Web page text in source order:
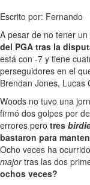
Escrito por: Fernando
A pesar de no tener
del PGA tras la
está con -7 y tiene
perseguidores en el
Brendan Jones, Lucas
Woods no tuvo una
firmó dos golpes por
errores pero tres
bastaron para
Ocho veces ha
majortras las dos
ochos veces?